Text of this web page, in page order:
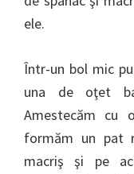
ele.
Într-un bol mic
una de oţet
Amestecăm cu
formăm un pat
macriş şi pe